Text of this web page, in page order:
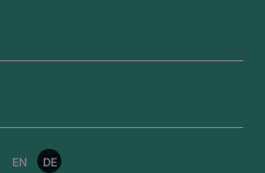
EN DE